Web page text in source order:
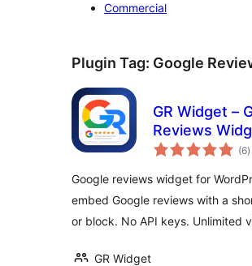
Commercial
Plugin Tag: Google
GR Widget –
Reviews
(6টা
মুঠ)
Google reviews widget for
embed Google reviews with a
or block. No API keys. Unlimited
GR Widget